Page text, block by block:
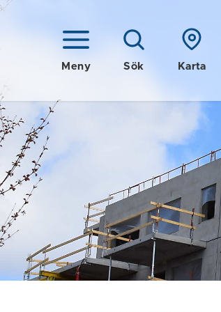
Meny Sök Karta